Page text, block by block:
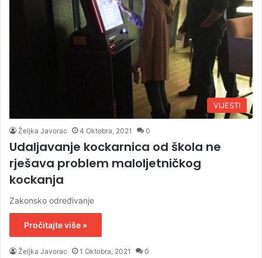
VIJESTI
Željka Javorac 4 Oktobra, 2021 0
Udaljavanje kockarnica od škola ne
rješava problem maloljetničkog
kockanja
Zakonsko određivanje
Pročitajte više »
Željka Javorac 1 Oktobra, 2021 0